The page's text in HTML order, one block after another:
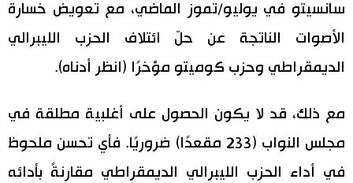
سانسيتو في يوليو/تموز الماضي، مع تعويض خسارة
الأصوات الناتجة عن حلّ ائتلاف الحزب الليبرالي
الديمقراطي وحزب كوميتو مؤخرًا (انظر أدناه).
مع ذلك، قد لا يكون الحصول على أغلبية مطلقة في
مجلس النواب (233 مقعدًا) ضروريًا. فأي تحسن ملحوظ
في أداء الحزب الليبرالي الديمقراطي مقارنةً بأدائه